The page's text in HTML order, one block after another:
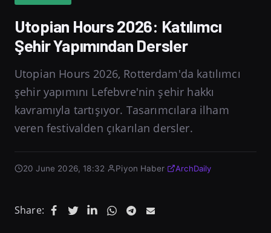
Utopian Hours 2026: Katılımcı
Şehir Yapımından Dersler
Utopian Hours 2026, Rotterdam'da katılımcı
şehir yapımını Lefebvre'nin şehir hakkı
kavramıyla tartışıyor. Tasarımcılara ilham
veren festivalden çıkarılan dersler.
20 June 2026, 18:32 Piyon Haber· ArchDaily
Share: